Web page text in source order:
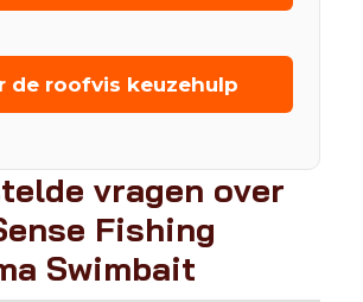
de roofvis keuzehulp
vragen over
Fishing
Swimbait